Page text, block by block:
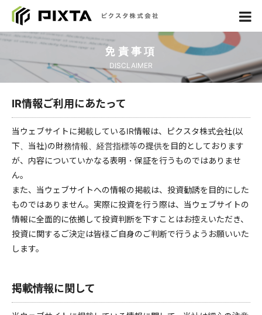
免責事項
DISCLAIMER
IR情報ご利用にあたって
当ウェブサイトに掲載しているIR情報は、ピクスタ株式会社(以
下、当社)の財務情報、経営指標等の提供を目的としております
が、内容についていかなる表明・保証を行うものではありませ
ん。
また、当ウェブサイトへの情報の掲載は、投資勧誘を目的にした
ものではありません。実際に投資を行う際は、当ウェブサイトの
情報に全面的に依拠して投資判断を下すことはお控えいただき、
投資に関するご決定は皆様ご自身のご判断で行うようお願いいた
します。
掲載情報に関して